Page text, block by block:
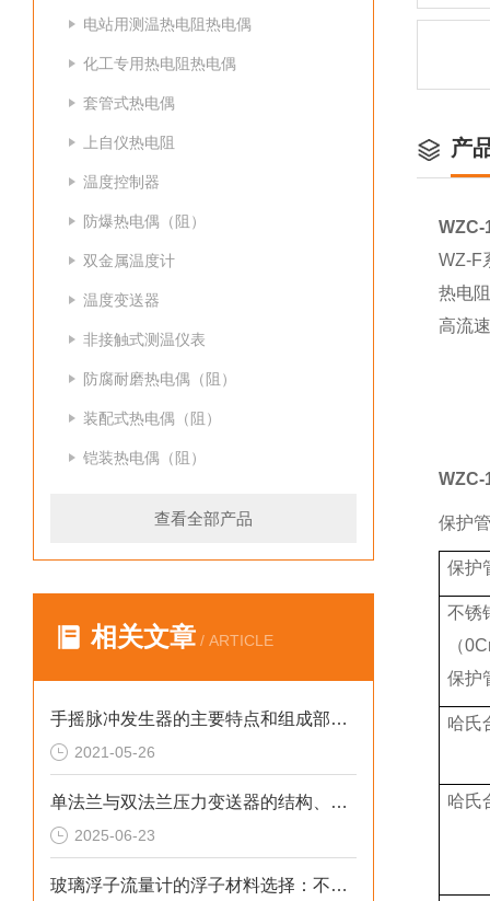
电站用测温热电阻热电偶
化工专用热电阻热电偶
套管式热电偶
上自仪热电阻
温度控制器
防爆热电偶（阻）
双金属温度计
温度变送器
非接触式测温仪表
防腐耐磨热电偶（阻）
装配式热电偶（阻）
铠装热电偶（阻）
查看全部产品
相关文章 / ARTICLE
手摇脉冲发生器的主要特点和组成部分介绍
2021-05-26
单法兰与双法兰压力变送器的结构、原理及应用分析
2025-06-23
玻璃浮子流量计的浮子材料选择：不锈钢 vs 塑料
产
WZC-
WZ-F
热电
高流
WZC-
保护
保护
不锈
（
保护
哈氏
哈氏